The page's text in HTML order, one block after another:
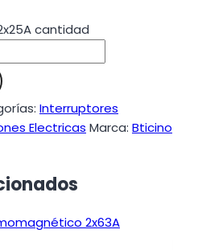
cantidad
Interruptores
Electricas Marca: Bticino